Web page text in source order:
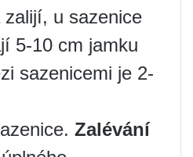
u sazenice
5-10 cm jamku
sazenicemi je 2-
Zalévání